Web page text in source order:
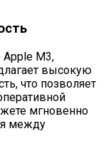
M3,
высокую
что позволяет
мгновенно
между